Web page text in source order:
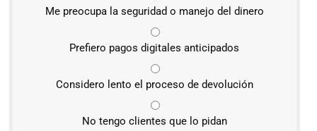
Me preocupa la seguridad o manejo del dinero
Prefiero pagos digitales anticipados
Considero lento el proceso de devolución
No tengo clientes que lo pidan